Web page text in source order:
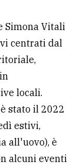
Simona Vitali
centrati dal
locali.
stato il 2022
estivi,
all'uovo), è
alcuni eventi